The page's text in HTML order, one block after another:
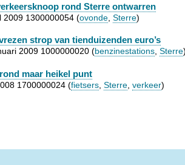
rond Sterre ontwarren
2009 1300000054 (ovonde Sterre)
strop van tienduizenden euro’s
2009 1000000020 (benzinestations Sterre
maar heikel punt
1700000024 (fietsers Sterre verkeer)